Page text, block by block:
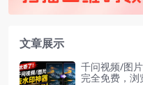
文章展示
千问视频/图
完全免费，